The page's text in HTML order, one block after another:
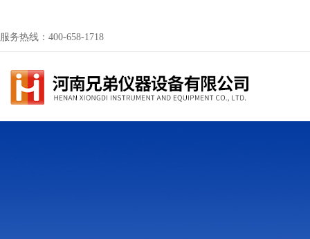
服务热线：400-658-1718